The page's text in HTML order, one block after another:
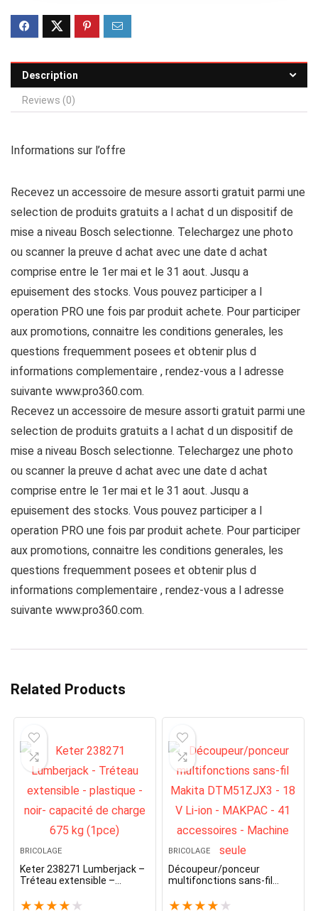
Description
Reviews (0)
Informations sur l’offre
Recevez un accessoire de mesure assorti gratuit parmi une
selection de produits gratuits a l achat d un dispositif de
mise a niveau Bosch selectionne. Telechargez une photo
ou scanner la preuve d achat avec une date d achat
comprise entre le 1er mai et le 31 aout. Jusqu a
epuisement des stocks. Vous pouvez participer a l
operation PRO une fois par produit achete. Pour participer
aux promotions, connaitre les conditions generales, les
questions frequemment posees et obtenir plus d
informations complementaire , rendez-vous a l adresse
suivante www.pro360.com.
Recevez un accessoire de mesure assorti gratuit parmi une
selection de produits gratuits a l achat d un dispositif de
mise a niveau Bosch selectionne. Telechargez une photo
ou scanner la preuve d achat avec une date d achat
comprise entre le 1er mai et le 31 aout. Jusqu a
epuisement des stocks. Vous pouvez participer a l
operation PRO une fois par produit achete. Pour participer
aux promotions, connaitre les conditions generales, les
questions frequemment posees et obtenir plus d
informations complementaire , rendez-vous a l adresse
suivante www.pro360.com.
Related Products
BRICOLAGE
Keter 238271 Lumberjack –
Tréteau extensible –
de charge 675 kg (1pce)
★ ★ ★ ★ ★
BRICOLAGE
Découpeur/ponceur
multifonctions sans-fil
Li-ion – MAKPAC – 41
★ ★ ★ ★ ★